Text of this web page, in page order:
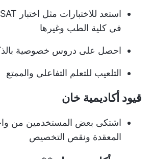
في كلية الطب وغيرها
احصل على دروس خصوصية
التلعيب للتعلم التفاعلي والممتع
قيود أكاديمية خان
اشتكى بعض المستخدمين من
المعقدة ونقص التخصيص